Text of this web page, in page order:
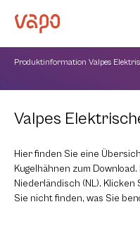
Produktinformation Valpes
Valpes
Hier finden Sie eine
Kugelhähnen zum
Niederländisch (NL). Klicken
Sie nicht finden, was Sie